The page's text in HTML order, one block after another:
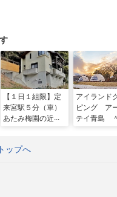
【１日１組限】定
来宮駅５分（車）
あたみ梅園の近く
ライベート空間
アイランド
ピング ア
テイ青島
ップへ